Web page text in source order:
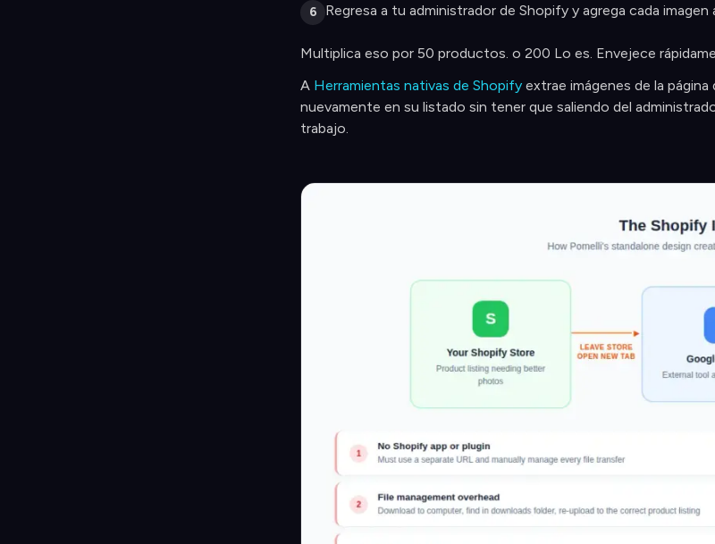
6 Regresa a tu administrador de Shopify y agrega cada
Multiplica eso por 50 productos. o 200 Lo es. Envejece
A Herramientas nativas de Shopify extrae imágenes de la
nuevamente en su listado sin tener que saliendo del
trabajo.